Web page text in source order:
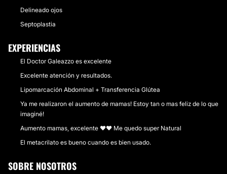
Delineado ojos
Septoplastia
EXPERIENCIAS
El Doctor Galeazzo es excelente
Excelente atención y resultados.
Lipomarcación Abdominal + Transferencia Glútea
Ya me realizaron el aumento de mamas! Estoy tan o mas feliz de lo que
imaginé!
Aumento mamas, excelente ❤❤ Me quedo super Natural
El metacrilato es bueno cuando es bien usado.
SOBRE NOSOTROS